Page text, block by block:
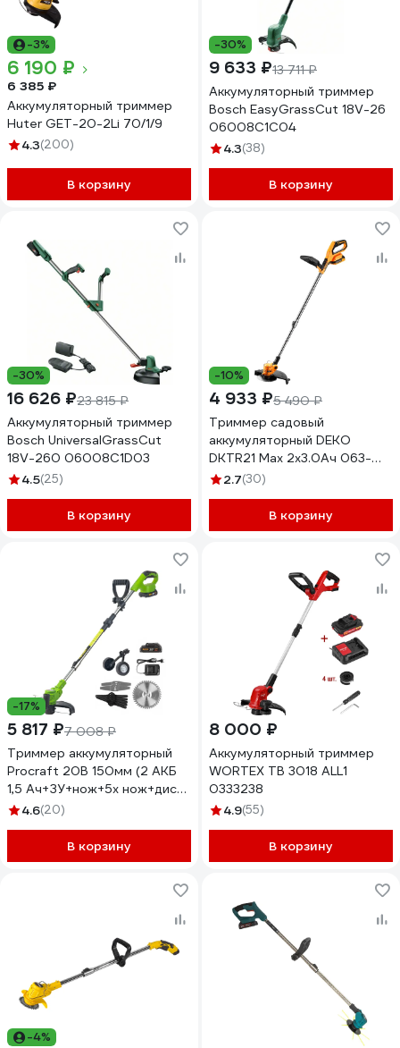
-3%
6 190 ₽
6 385 ₽
Аккумуляторный триммер
Huter GET-20-2Li 70/1/9
4.3(200)
В корзину
-30%
9 633 ₽13 711 ₽
Аккумуляторный триммер
Bosch EasyGrassCut 18V-26
06008C1C04
4.3(38)
В корзину
-30%
16 626 ₽23 815 ₽
Аккумуляторный триммер
Bosch UniversalGrassCut
18V-260 06008C1D03
4.5(25)
В корзину
-10%
4 933 ₽5 490 ₽
Триммер садовый
аккумуляторный DEKO
DKTR21 Max 2x3.0Ач 063-
4239-1
2.7(30)
В корзину
-17%
5 817 ₽7 008 ₽
Триммер аккумуляторный
Procraft 20В 150мм (2 АКБ
1,5 Ач+ЗУ+нож+5х нож+диск)
PTA25
4.6(20)
В корзину
8 000 ₽
Аккумуляторный триммер
WORTEX TB 3018 ALL1
0333238
4.9(55)
В корзину
-4%